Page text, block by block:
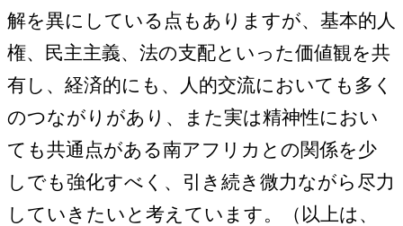
解を異にしている点もありますが、基本的人
権、民主主義、法の支配といった価値観を共
有し、経済的にも、人的交流においても多く
のつながりがあり、また実は精神性におい
ても共通点がある南アフリカとの関係を少
しでも強化すべく、引き続き微力ながら尽力
していきたいと考えています。（以上は、